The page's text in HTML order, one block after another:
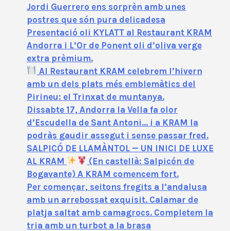
Jordi Guerrero ens sorprèn amb unes
postres que són pura delicadesa
Presentació oli KYLATT al Restaurant KRAM
Andorra i L’Or de Ponent oli d’oliva verge
extra prèmium.
Al Restaurant KRAM celebrem l’hivern
amb un dels plats més emblemàtics del
Pirineu: el Trinxat de muntanya.
Dissabte 17, Andorra la Vella fa olor
d’Escudella de Sant Antoni… i a KRAM la
podràs gaudir assegut i sense passar fred.
SALPICÓ DE LLAMÀNTOL — UN INICI DE LUXE
AL KRAM
(En castellà: Salpicón de
Bogavante) A KRAM comencem fort.
Per començar, seitons fregits a l’andalusa
amb un arrebossat exquisit. Calamar de
platja saltat amb camagrocs. Completem la
tria amb un turbot a la brasa